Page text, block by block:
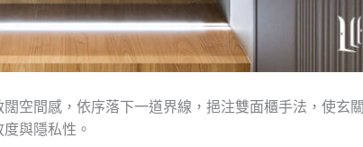
空間感，依序落下一道界線，挹注雙面櫃手法，使玄
與隱私性。